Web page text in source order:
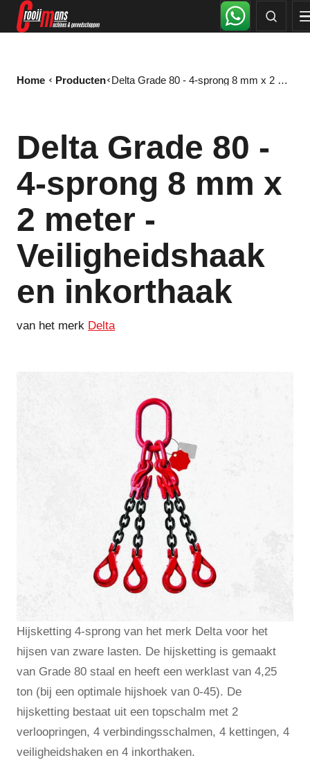
Home Producten Delta Grade 80 - 4-sprong 8 mm x 2 meter - Veiligheidshaak en inkorthaak
Delta Grade 80 -
4-sprong 8 mm x
2 meter -
Veiligheidshaak
en inkorthaak
van het merk Delta
Hijsketting 4-sprong van het merk Delta voor het
hijsen van zware lasten. De hijsketting is gemaakt
van Grade 80 staal en heeft een werklast van 4,25
ton (bij een optimale hijshoek van 0-45). De
hijsketting bestaat uit een topschalm met 2
verloopringen, 4 verbindingsschalmen, 4 kettingen, 4
veiligheidshaken en 4 inkorthaken.